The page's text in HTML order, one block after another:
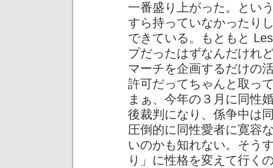
一番盛り上がった。とい
すら持っていなかったり
できている。もともと
プだったはずなんだけれ
マーチを企画するだけの
許可だってちゃんと取っ
まぁ、今年の３月に同性
後裁判になり、係争中は
圧倒的に同性愛者に寛容
いのかも知れない。そう
り」に性格を変えて行く